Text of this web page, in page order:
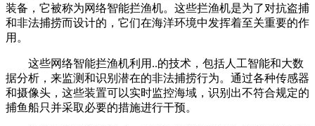
装备，它被称为网络智能拦渔机。这些拦渔机是为了对抗盗捕
和非法捕捞而设计的，它们在海洋环境中发挥着至关重要的作
用。
这些网络智能拦渔机利用..的技术，包括人工智能和大数
据分析，来监测和识别潜在的非法捕捞行为。通过各种传感器
和摄像头，这些装置可以实时监控海域，识别出不符合规定的
捕鱼船只并采取必要的措施进行干预。